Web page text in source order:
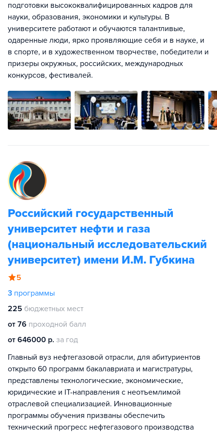
подготовки высококвалифицированных кадров для
науки, образования, экономики и культуры. В
университете работают и обучаются талантливые,
одаренные люди, ярко проявляющие себя и в науке, и
в спорте, и в художественном творчестве, победители и
призеры окружных, российских, международных
конкурсов, фестивалей.
Российский государственный
университет нефти и газа
(национальный исследовательский
университет) имени И.М. Губкина
5
3 программы
225 бюджетных мест
от 76 проходной балл
от 646000 р. за год
Главный вуз нефтегазовой отрасли, для абитуриентов
открыто 60 программ бакалавриата и магистратуры,
представлены технологические, экономические,
юридические и IT-направления с неотъемлимой
отраслевой специализацией. Инновационные
программы обучения призваны обеспечить
технический прогресс нефтегазового производства